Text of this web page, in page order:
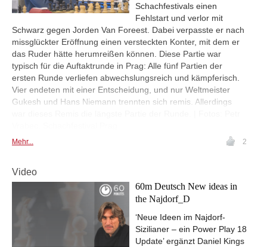
Schachfestivals einen
Fehlstart und verlor mit
Schwarz gegen Jorden Van Foreest. Dabei verpasste er nach
missglückter Eröffnung einen versteckten Konter, mit dem er
das Ruder hätte herumreißen können. Diese Partie war
typisch für die Auftaktrunde in Prag: Alle fünf Partien der
ersten Runde verliefen abwechslungsreich und kämpferisch.
Vier endeten mit einer Entscheidung, und nur Weltmeister
Gukesh und Hans Niemann trennten sich remis. Allerdings
Mehr... 2
Video
60m Deutsch New ideas in
the Najdorf_D
‘Neue Ideen im Najdorf-
Sizilianer – ein Power Play 18
Update’ ergänzt Daniel Kings